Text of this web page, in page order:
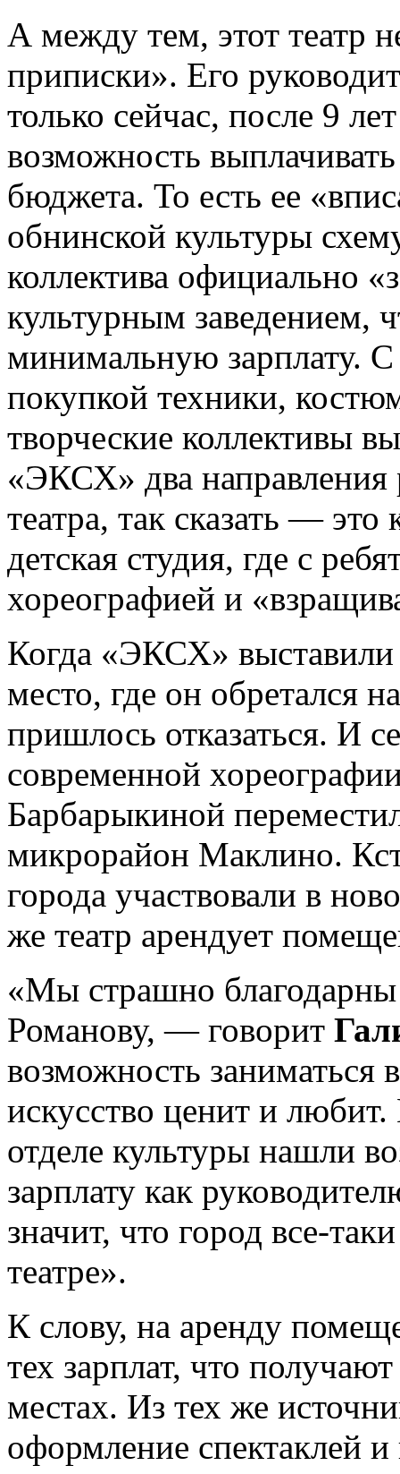
А между тем, этот театр
приписки». Его
только сейчас, после 9
возможность
бюджета. То есть ее
обнинской культуры
коллектива официально
культурным заведением,
минимальную зарплату.
покупкой техники,
творческие коллективы
«ЭКСХ» два
театра, так сказать —
детская студия, где с
хореографией и
Когда «ЭКСХ»
место, где он обретался
пришлось отказаться. И
современной
Барбарыкиной
микрорайон Маклино.
города участвовали в
же театр арендует
«Мы страшно
Романову, — говорит
возможность заниматься
искусство ценит и
отделе культуры нашли
зарплату как
значит, что город все-
театре».
К слову, на аренду
тех зарплат, что
местах. Из тех же
оформление спектаклей